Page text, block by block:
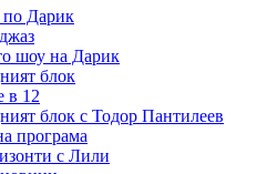
по Дарик
шоу на Дарик
блок
в 12
блок с Тодор Пантилеев
програма
с Лили